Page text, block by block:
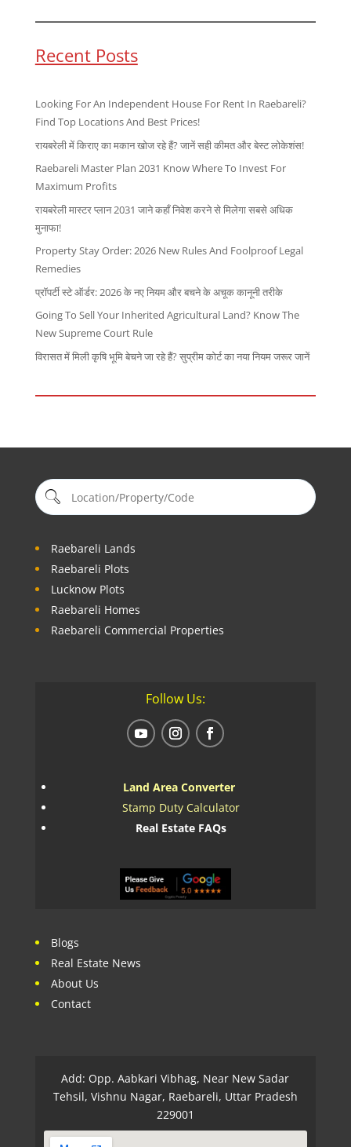
Recent Posts
Looking For An Independent House For Rent In Raebareli?
Find Top Locations And Best Prices!
रायबरेली में किराए का मकान खोज रहे हैं? जानें सही कीमत और बेस्ट लोकेशंस!
Raebareli Master Plan 2031 Know Where To Invest For
Maximum Profits
रायबरेली मास्टर प्लान 2031 जाने कहाँ निवेश करने से मिलेगा सबसे अधिक
मुनाफा!
Property Stay Order: 2026 New Rules And Foolproof Legal
Remedies
प्रॉपर्टी स्टे ऑर्डर: 2026 के नए नियम और बचने के अचूक कानूनी तरीके
Going To Sell Your Inherited Agricultural Land? Know The
New Supreme Court Rule
विरासत में मिली कृषि भूमि बेचने जा रहे हैं? सुप्रीम कोर्ट का नया नियम जरूर जानें
Raebareli Lands
Raebareli Plots
Lucknow Plots
Raebareli Homes
Raebareli Commercial Properties
Follow Us:
Land Area Converter
Stamp Duty Calculator
Real Estate FAQs
Blogs
Real Estate News
About Us
Contact
Add: Opp. Aabkari Vibhag, Near New Sadar
Tehsil, Vishnu Nagar, Raebareli, Uttar Pradesh
229001